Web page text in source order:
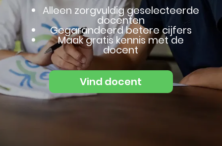
Alleen zorgvuldig geselecteerde
docenten
Gegarandeerd betere cijfers
Maak gratis kennis met de
docent
Vind docent